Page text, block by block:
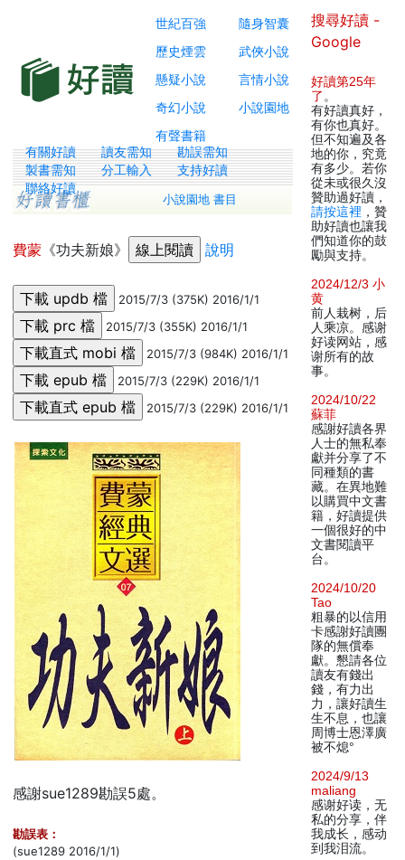
世紀百強
隨身智囊
歷史煙雲
武俠小說
懸疑小說
言情小說
奇幻小說
小說園地
有聲書籍
有關好讀 讀友需知
勘誤需知
製書需知
分工輸入
支持好讀
聯絡好讀
小說園地 書目
費蒙 《功夫新娘》 說明
2015/7/3 (375K) 2016/1/1
2015/7/3 (355K) 2016/1/1
2015/7/3 (984K) 2016/1/1
2015/7/3 (229K) 2016/1/1
2015/7/3 (229K) 2016/1/1
感謝sue1289勘誤5處。
勘誤表：
(sue1289 2016/1/1)
搜尋好讀 -
Google
好讀第25年
了 。
有好讀真好，
有你也真好。
但不知遍及各
地的你，究竟
有多少。若你
從未或很久沒
贊助過好讀，
請按這裡 ，贊
助好讀也讓我
們知道你的鼓
勵與支持。
2024/12/3 小
黄
前人栽树，后
人乘凉。感谢
好读网站，感
谢所有的故
事。
2024/10/22
蘇菲
感謝好讀各界
人士的無私奉
獻并分享了不
同種類的書
藏。在異地難
以購買中文書
籍，好讀提供
一個很好的中
文書閱讀平
台。
2024/10/20
Tao
粗暴的以信用
卡感謝好讀團
隊的無償奉
獻。懇請各位
讀友有錢出
錢，有力出
力，讓好讀生
生不息，也讓
周博士恩澤廣
被不熄°
2024/9/13
maliang
感谢好读，无
私的分享，伴
我成长，感动
到我泪流。